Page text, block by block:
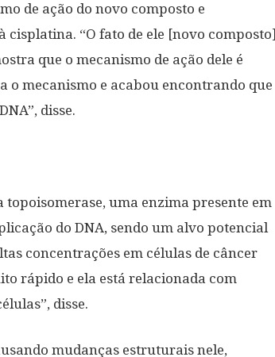
de ação do novo composto e
“O fato de ele [novo composto]
que o mecanismo de ação dele é
o mecanismo e acabou encontrando que
disse.
topoisomerase, uma enzima presente em
do DNA, sendo um alvo potencial
concentrações em células de câncer
rápido e ela está relacionada com
disse.
mudanças estruturais nele,